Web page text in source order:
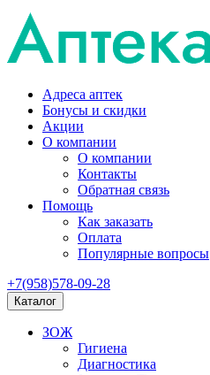
Адреса аптек
Бонусы и скидки
Акции
О компании
О компании
Контакты
Обратная связь
Помощь
Как заказать
Оплата
Популярные вопросы
+7(958)578-09-28
Каталог
ЗОЖ
Гигиена
Диагностика